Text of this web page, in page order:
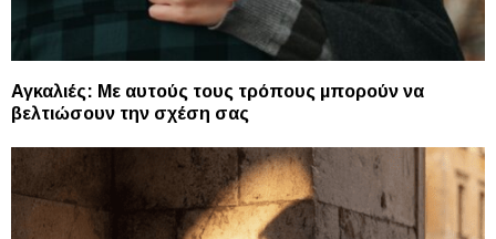
Αγκαλιές: Με αυτούς τους τρόπους μπορούν να
βελτιώσουν την σχέση σας